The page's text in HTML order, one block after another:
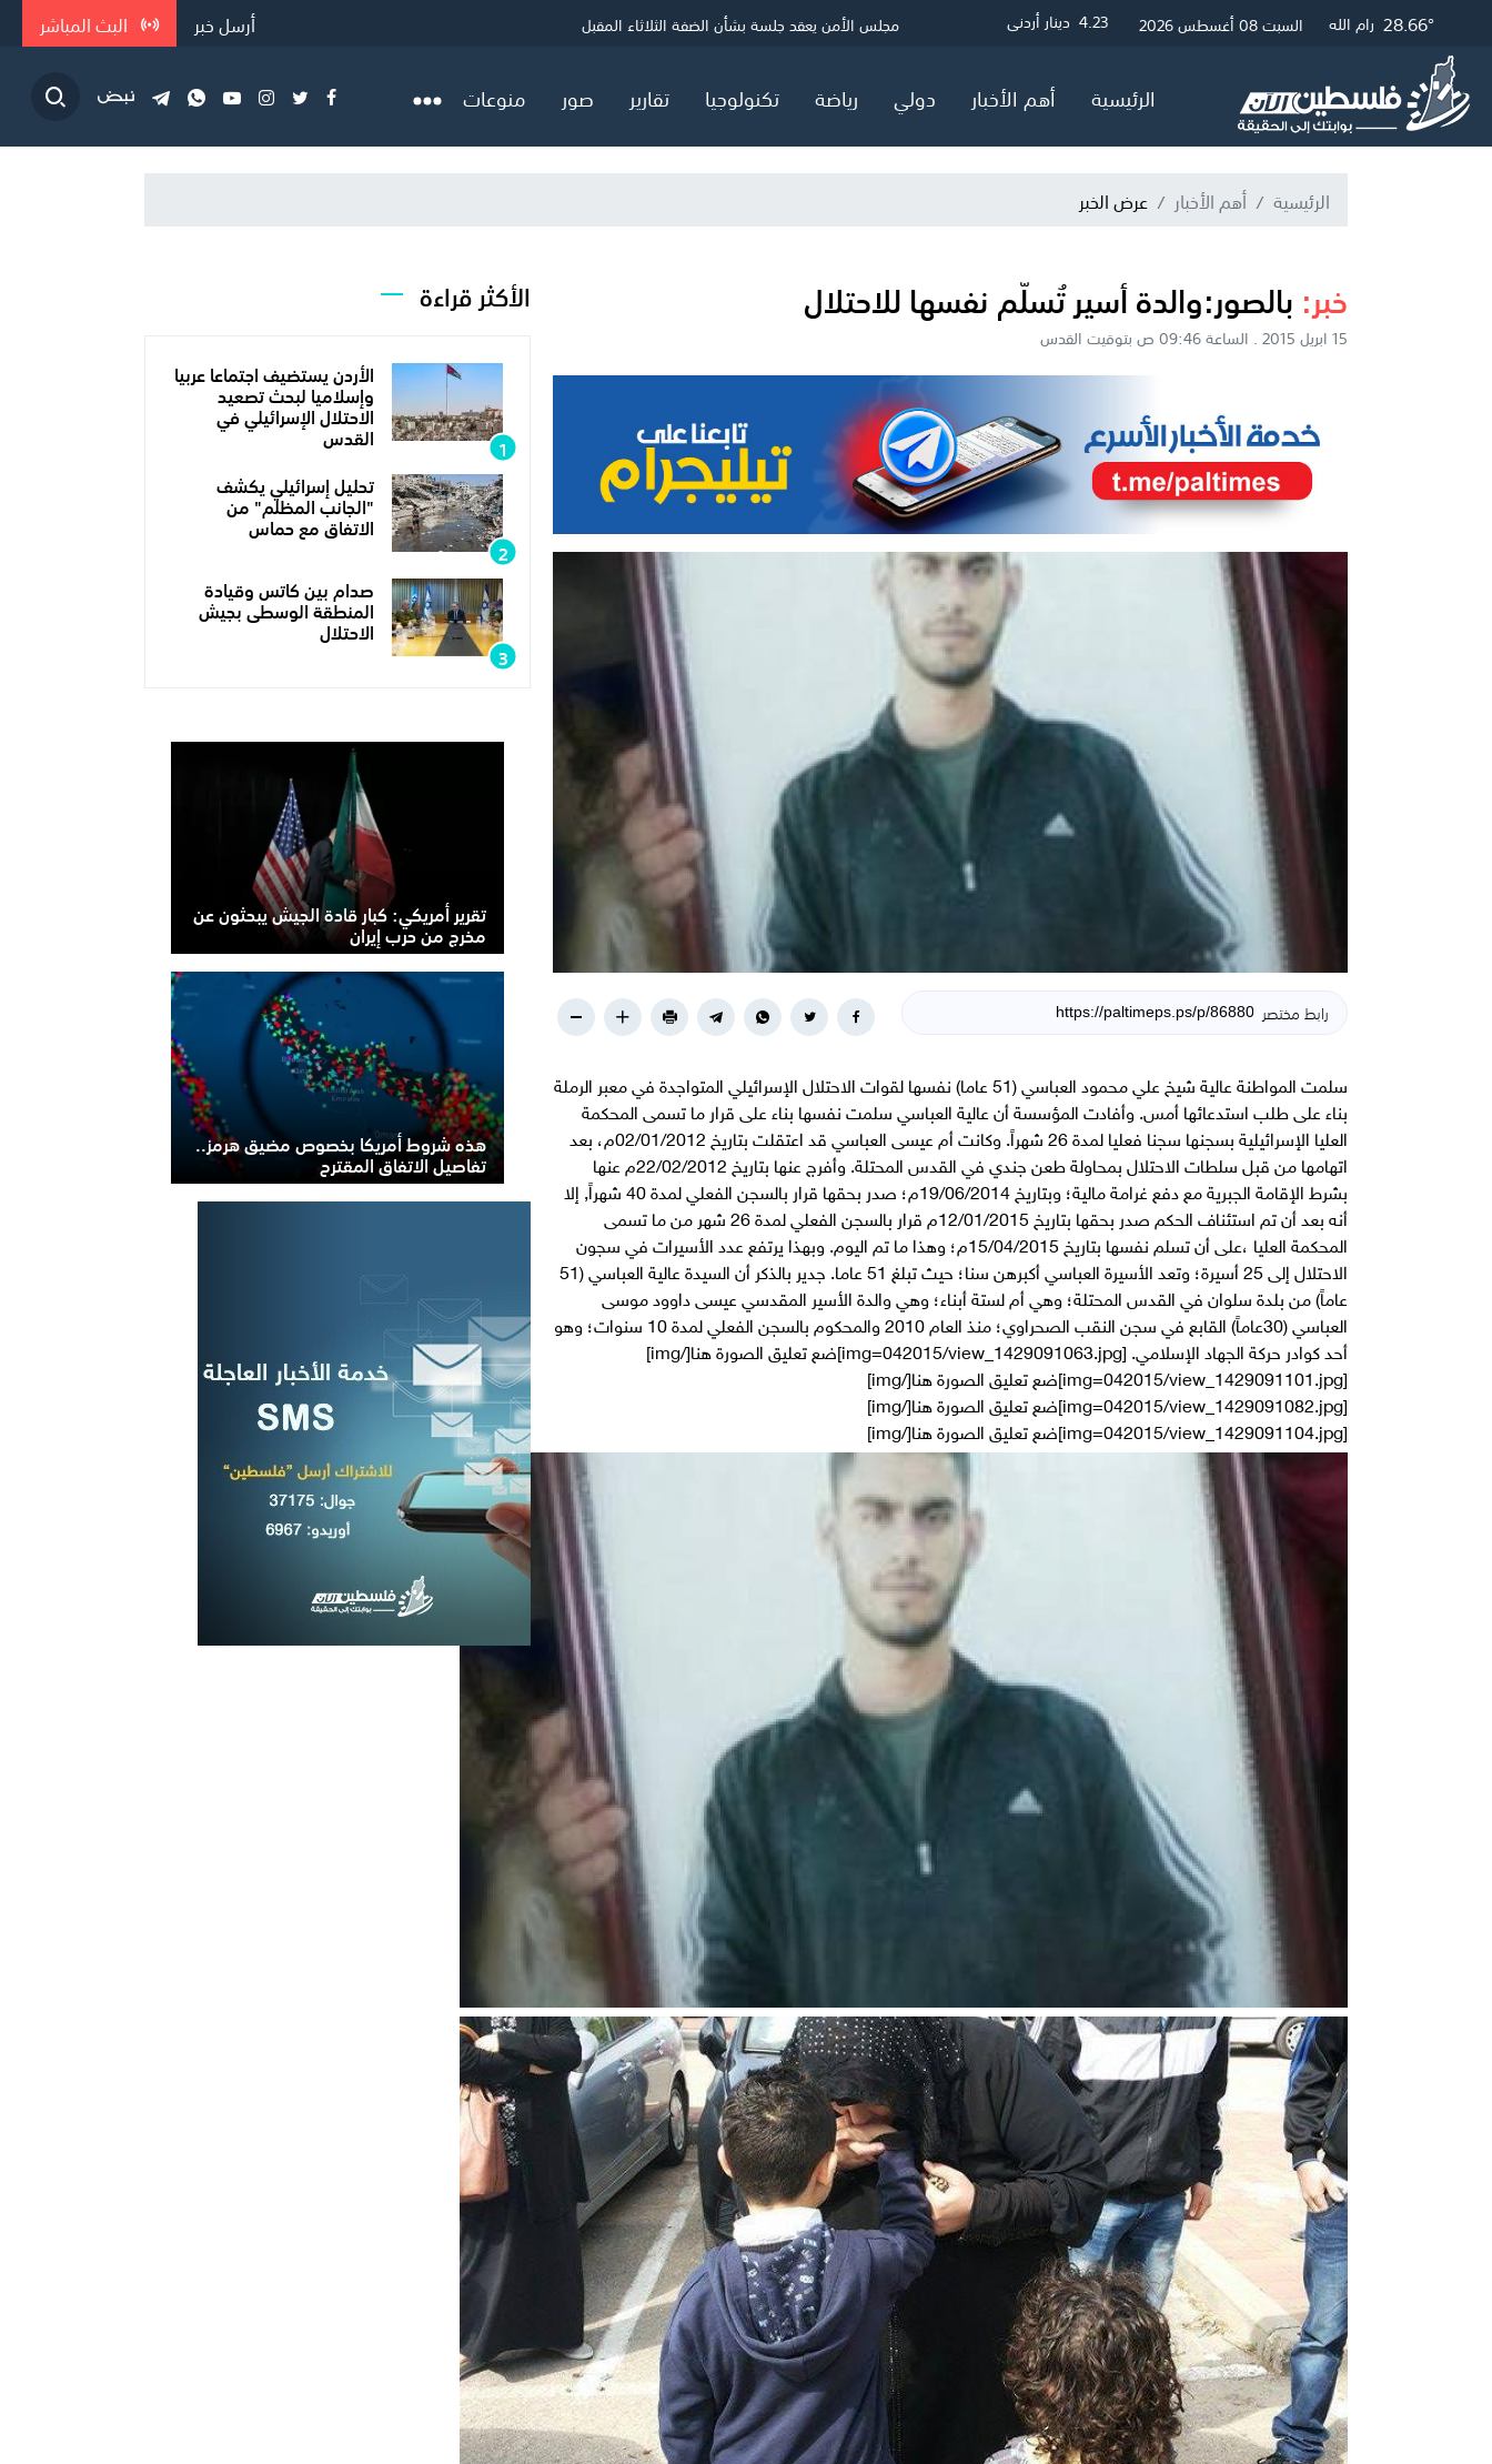
31.83° غزة 28.9° القدس28.66° رام الله 27.75° الخليل السبت 08 أغسطس 2026 3 دولار أمريكي4.05 جنيه إسترليني 4.23 دينار أردني 0.06 جنيه مصري بعد قرار بن غفير الجديد بخصوص الأسرى.. دعوات حقوقية للتدخل لإنقاذهم
إصابتان في هجوم للمستوطنين شرق نابلس
مجلس الأمن يعقد جلسة بشأن الضفة الثلاثاء المقبل
رئيس كولومبيا يدشن صفحة جديدة مع الاحتلال الإسرائيلي أرسل خبر البث المباشر
الرئيسية أهم الأخبار دولي رياضة تكنولوجيا تقارير صور منوعات
الرئيسية أهم الأخبار عرض الخبر
خبر: بالصور:والدة أسير تُسلّم نفسها للاحتلال
15 ابريل 2015 . الساعة 09:46 ص بتوقيت القدس
رابط مختصر
سلمت المواطنة عالية شيخ علي محمود العباسي (51 عاما) نفسها لقوات الاحتلال الإسرائيلي المتواجدة في معبر الرملة
بناء على طلب استدعائها أمس. وأفادت المؤسسة أن عالية العباسي سلمت نفسها بناء على قرار ما تسمى المحكمة
العليا الإسرائيلية بسجنها سجنا فعليا لمدة 26 شهراً. وكانت أم عيسى العباسي قد اعتقلت بتاريخ 02/01/2012م، بعد
اتهامها من قبل سلطات الاحتلال بمحاولة طعن جندي في القدس المحتلة. وأفرج عنها بتاريخ 22/02/2012م عنها
بشرط الإقامة الجبرية مع دفع غرامة مالية؛ وبتاريخ 19/06/2014م؛ صدر بحقها قرار بالسجن الفعلي لمدة 40 شهراً, إلا
أنه بعد أن تم استئناف الحكم صدر بحقها بتاريخ 12/01/2015م قرار بالسجن الفعلي لمدة 26 شهر من ما تسمى
المحكمة العليا ،على أن تسلم نفسها بتاريخ 15/04/2015م؛ وهذا ما تم اليوم. وبهذا يرتفع عدد الأسيرات في سجون
الاحتلال إلى 25 أسيرة؛ وتعد الأسيرة العباسي أكبرهن سنا؛ حيث تبلغ 51 عاما. جدير بالذكر أن السيدة عالية العباسي (51
عاماً) من بلدة سلوان في القدس المحتلة؛ وهي أم لستة أبناء؛ وهي والدة الأسير المقدسي عيسى داوود موسى
العباسي (30عاماً) القابع في سجن النقب الصحراوي؛ منذ العام 2010 والمحكوم بالسجن الفعلي لمدة 10 سنوات؛ وهو
أحد كوادر حركة الجهاد الإسلامي. [img=042015/view_1429091063.jpg]ضع تعليق الصورة هنا[/img]
[img=042015/view_1429091101.jpg]ضع تعليق الصورة هنا[/img]
[img=042015/view_1429091082.jpg]ضع تعليق الصورة هنا[/img]
[img=042015/view_1429091104.jpg]ضع تعليق الصورة هنا[/img]
الأكثر قراءة
الأردن يستضيف اجتماعا عربيا
وإسلاميا لبحث تصعيد
الاحتلال الإسرائيلي في
القدس
تحليل إسرائيلي يكشف
"الجانب المظلم" من
الاتفاق مع حماس
صدام بين كاتس وقيادة
المنطقة الوسطى بجيش
الاحتلال
تقرير أمريكي: كبار قادة الجيش يبحثون عن
مخرج من حرب إيران
هذه شروط أمريكا بخصوص مضيق هرمز..
تفاصيل الاتفاق المقترح